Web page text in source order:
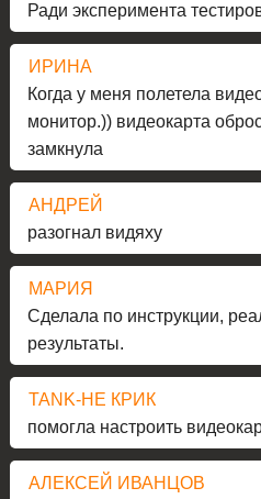
Ради эксперимента
ИРИНА
Когда у меня полетела
монитор.)) видеокарта
замкнула
АНДРЕЙ
разогнал видяху
МАРИЯ
Сделала по инструкции,
результаты.
TANK-НЕ КРИК
помогла настроить
АЛЕКСЕЙ ИВАНЦОВ